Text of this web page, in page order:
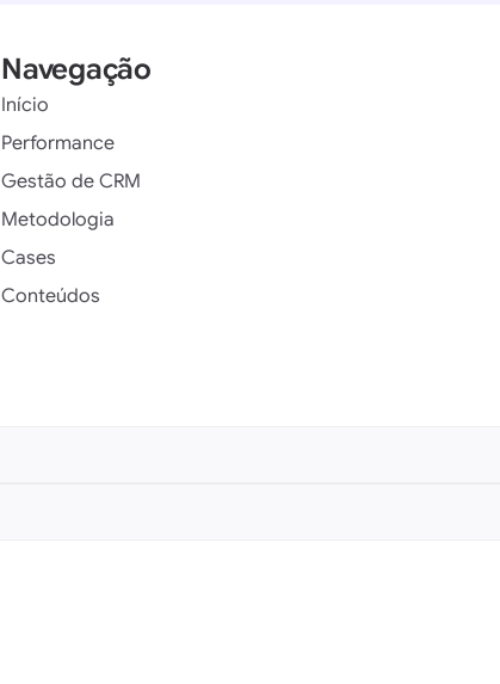
Navegação
Início
Performance
Gestão de CRM
Metodologia
Cases
Conteúdos